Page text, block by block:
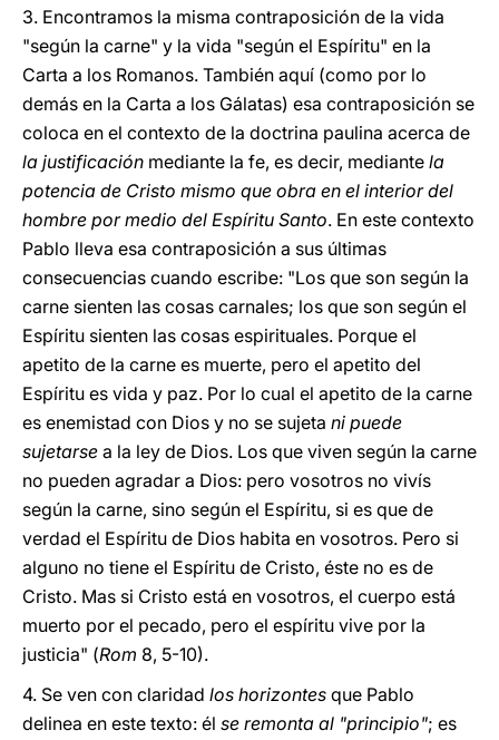
3. Encontramos la misma contraposición de la vida
"según la carne" y la vida "según el Espíritu" en la
Carta a los Romanos. También aquí (como por lo
demás en la Carta a los Gálatas) esa contraposición se
coloca en el contexto de la doctrina paulina acerca de
la justificación mediante la fe, es decir, mediante la
potencia de Cristo mismo que obra en el interior del
hombre por medio del Espíritu Santo. En este contexto
Pablo lleva esa contraposición a sus últimas
consecuencias cuando escribe: "Los que son según la
carne sienten las cosas carnales; los que son según el
Espíritu sienten las cosas espirituales. Porque el
apetito de la carne es muerte, pero el apetito del
Espíritu es vida y paz. Por lo cual el apetito de la carne
es enemistad con Dios y no se sujeta ni puede
sujetarse a la ley de Dios. Los que viven según la carne
no pueden agradar a Dios: pero vosotros no vivís
según la carne, sino según el Espíritu, si es que de
verdad el Espíritu de Dios habita en vosotros. Pero si
alguno no tiene el Espíritu de Cristo, éste no es de
Cristo. Mas si Cristo está en vosotros, el cuerpo está
muerto por el pecado, pero el espíritu vive por la
justicia" (Rom 8, 5-10).
4. Se ven con claridad los horizontes que Pablo
delinea en este texto: él se remonta al "principio"; es